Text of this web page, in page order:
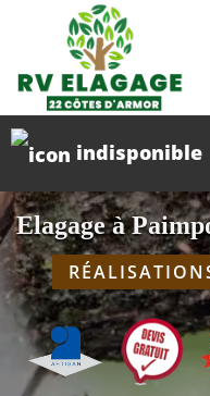
indisponible
Elagage à